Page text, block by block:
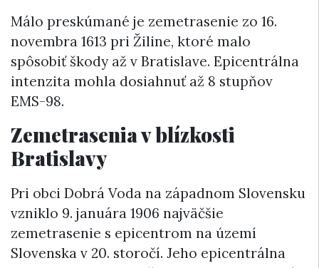
Málo preskúmané je zemetrasenie zo 16.
novembra 1613 pri Žiline, ktoré malo
spôsobiť škody až v Bratislave. Epicentrálna
intenzita mohla dosiahnuť až 8 stupňov
EMS-98.
Zemetrasenia v blízkosti
Bratislavy
Pri obci Dobrá Voda na západnom Slovensku
vzniklo 9. januára 1906 najväčšie
zemetrasenie s epicentrom na území
Slovenska v 20. storočí. Jeho epicentrálna